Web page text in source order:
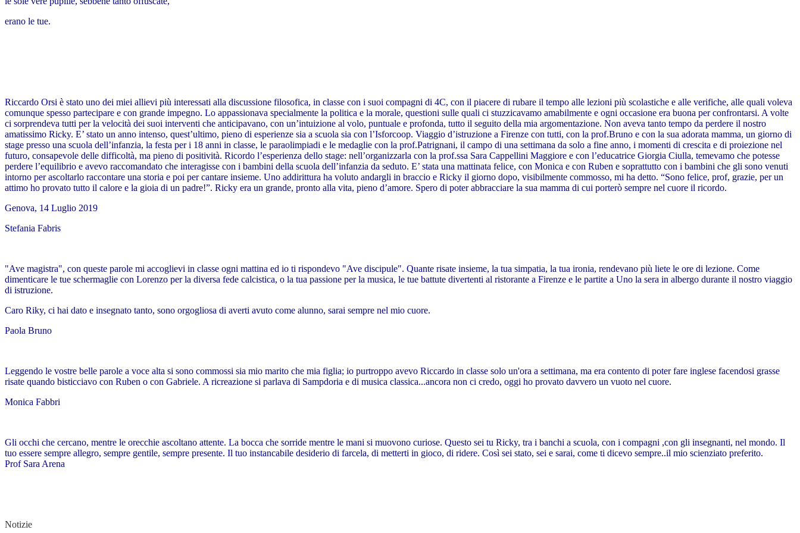
erano le tue.
Riccardo Orsi è stato uno dei miei allievi più interessati alla discussione filosofica, in classe con i suoi compagni di 4C, con il piacere di rubare il tempo alle lezioni più scolastiche e alle verifiche, alle quali voleva
comunque spesso partecipare e con grande impegno. Lo appassionava specialmente la politica e la morale, questioni sulle quali ci stuzzicavamo amabilmente e ogni occasione era buona per confrontarsi. A volte
ci sorprendeva tutti per la velocità dei suoi interventi che anticipavano, con un’intuizione al volo, puntuale e profonda, tutto il seguito della mia argomentazione. Non aveva tanto tempo da perdere il nostro
amatissimo Ricky. E’ stato un anno intenso, quest’ultimo, pieno di esperienze sia a scuola sia con l’Isforcoop. Viaggio d’istruzione a Firenze con tutti, con la prof.Bruno e con la sua adorata mamma, un giorno di
stage presso una scuola dell’infanzia, la festa per i 18 anni in classe, le paraolimpiadi e le medaglie con la prof.Patrignani, il campo di una settimana da solo a fine anno, i momenti di crescita e di proiezione nel
futuro, consapevole delle difficoltà, ma pieno di positività. Ricordo l’esperienza dello stage: nell’organizzarla con la prof.ssa Sara Cappellini Maggiore e con l’educatrice Giorgia Ciulla, temevamo che potesse
perdere l’equilibrio e avevo raccomandato che interagisse con i bambini della scuola dell’infanzia da seduto. E’ stata una mattinata felice, con Monica e con Ruben e soprattutto con i bambini che gli sono venuti
intorno per ascoltarlo raccontare una storia e poi per cantare insieme. Uno addirittura ha voluto andargli in braccio e Ricky il giorno dopo, visibilmente commosso, mi ha detto. “Sono felice, prof, grazie, per un
attimo ho provato tutto il calore e la gioia di un padre!”. Ricky era un grande, pronto alla vita, pieno d’amore. Spero di poter abbracciare la sua mamma di cui porterò sempre nel cuore il ricordo.
Genova, 14 Luglio 2019
Stefania Fabris
"Ave magistra", con queste parole mi accoglievi in classe ogni mattina ed io ti rispondevo "Ave discipule". Quante risate insieme, la tua simpatia, la tua ironia, rendevano più liete le ore di lezione. Come
dimenticare le tue schermaglie con Lorenzo per la diversa fede calcistica, o la tua passione per la musica, le tue battute divertenti al ristorante a Firenze e le partite a Uno la sera in albergo durante il nostro viaggio
di istruzione.
Caro Riky, ci hai dato e insegnato tanto, sono orgogliosa di averti avuto come alunno, sarai sempre nel mio cuore.
Paola Bruno
Leggendo le vostre belle parole a voce alta si sono commossi sia mio marito che mia figlia; io purtroppo avevo Riccardo in classe solo un'ora a settimana, ma era contento di poter fare inglese facendosi grasse
risate quando bisticciavo con Ruben o con Gabriele. A ricreazione si parlava di Sampdoria e di musica classica...ancora non ci credo, oggi ho provato davvero un vuoto nel cuore.
Monica Fabbri
Gli occhi che cercano, mentre le orecchie ascoltano attente. La bocca che sorride mentre le mani si muovono curiose. Questo sei tu Ricky, tra i banchi a scuola, con i compagni ,con gli insegnanti, nel mondo. Il
tuo essere sempre allegro, sempre gentile, sempre presente. Il tuo instancabile desiderio di farcela, di metterti in gioco, di ridere. Così sei stato, sei e sarai, come ti dicevo sempre..il mio scienziato preferito.
Prof Sara Arena
Notizie